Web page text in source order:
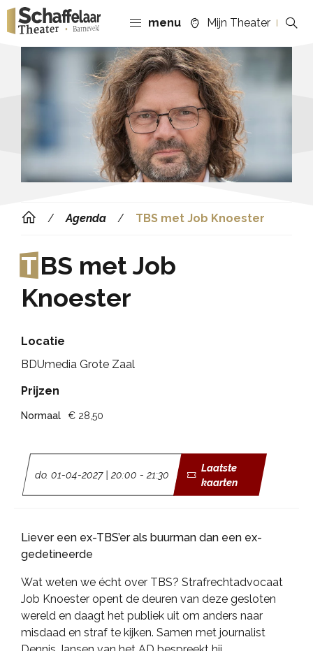
menu Mijn Theater
Agenda TBS met Job Knoester
TBS met Job
Knoester
Liever een ex-TBS’er als buurman dan een ex-
gedetineerde
Wat weten we écht over TBS? Strafrechtadvocaat
Job Knoester opent de deuren van deze gesloten
wereld en daagt het publiek uit om anders naar
misdaad en straf te kijken. Samen met journalist
do. 01-04-2027 | 20:00 - 21:30
Laatste
kaarten
Locatie
BDUmedia Grote Zaal
Prijzen
Normaal € 28,50